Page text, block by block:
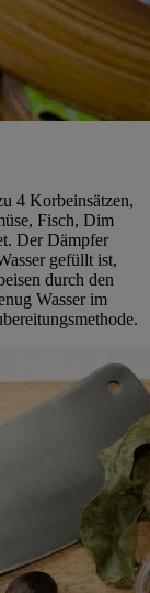
4 Korbeinsätzen,
Fisch, Dim
Der Dämpfer
gefüllt ist,
durch den
Wasser im